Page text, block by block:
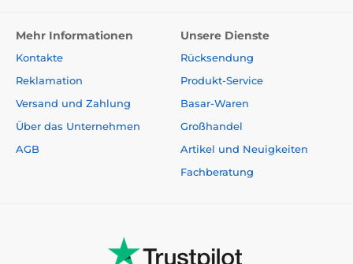
Mehr Informationen
Kontakte
Reklamation
Versand und Zahlung
Über das Unternehmen
AGB
Unsere Dienste
Rücksendung
Produkt-Service
Basar-Waren
Großhandel
Artikel und Neuigkeiten
Fachberatung